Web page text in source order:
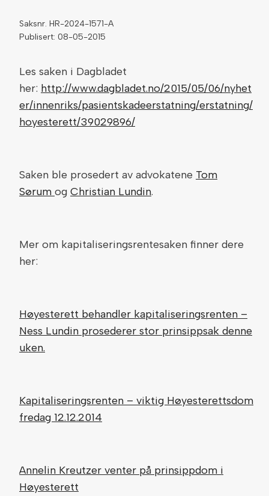
Saksnr. HR-2024-1571-A
Publisert: 08-05-2015
Les saken i Dagbladet
her: http://www.dagbladet.no/2015/05/06/nyhet
er/innenriks/pasientskadeerstatning/erstatning/
hoyesterett/39029896/
Saken ble prosedert av advokatene Tom
Sørum og Christian Lundin.
Mer om kapitaliseringsrentesaken finner dere
her:
Høyesterett behandler kapitaliseringsrenten –
Ness Lundin prosederer stor prinsippsak denne
uken.
Kapitaliseringsrenten – viktig Høyesterettsdom
fredag 12.12.2014
Annelin Kreutzer venter på prinsippdom i
Høyesterett